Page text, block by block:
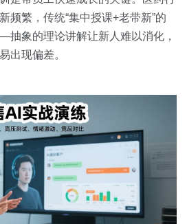
频繁，传统“集中授课+老带新”的
象的理论讲解让新人难以消化，
出现偏差。